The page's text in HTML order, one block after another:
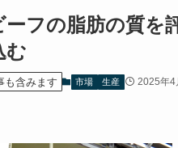
ーフの脂肪の質を
む
も含みます 市場 生産 2025年4